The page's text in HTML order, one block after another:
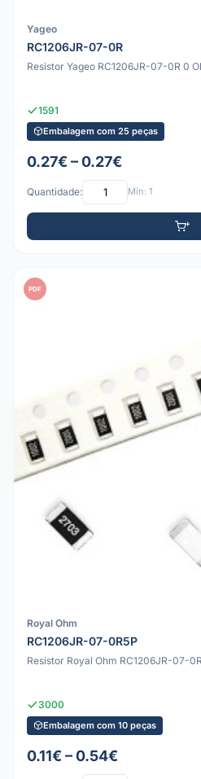
Yageo
RC1206JR-07-0R
Resistor Yageo RC1206JR-07-0R 0
1591
Embalagem com 25 peças
0.27€ – 0.27€
Quantidade: Mín: 1
PDF
Royal Ohm
RC1206JR-07-0R5P
Resistor Royal Ohm RC1206JR-07-
3000
Embalagem com 10 peças
0.11€ – 0.54€